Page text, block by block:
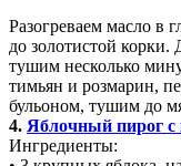
Разогреваем масло в
до золотистой корки.
тушим несколько
тимьян и розмарин,
бульоном, тушим до
4. Яблочный пирог с
Ингредиенты: